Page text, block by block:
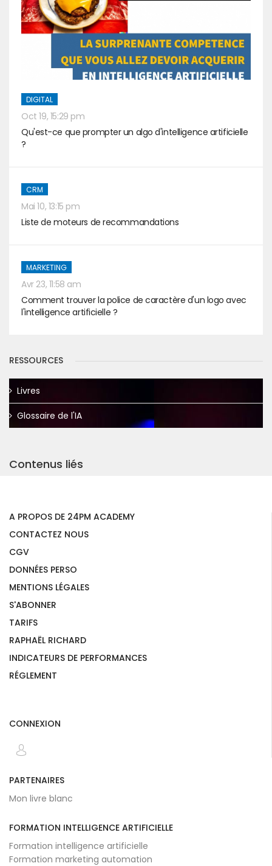
DIGITAL
Oct 19, 15:29 pm
Qu'est-ce que prompter un algo d'intelligence artificielle
?
CRM
Mai 10, 13:15 pm
Liste de moteurs de recommandations
MARKETING
Avr 23, 11:58 am
Comment trouver la police de caractère d'un logo avec
l'intelligence artificielle ?
RESSOURCES
Livres
Glossaire de l'IA
Contenus liés
A PROPOS DE 24PM ACADEMY
CONTACTEZ NOUS
CGV
DONNÉES PERSO
MENTIONS LÉGALES
S'ABONNER
TARIFS
RAPHAËL RICHARD
INDICATEURS DE PERFORMANCES
RÉGLEMENT
CONNEXION
PARTENAIRES
Mon livre blanc
FORMATION INTELLIGENCE ARTIFICIELLE
Formation intelligence artificielle
Formation marketing automation